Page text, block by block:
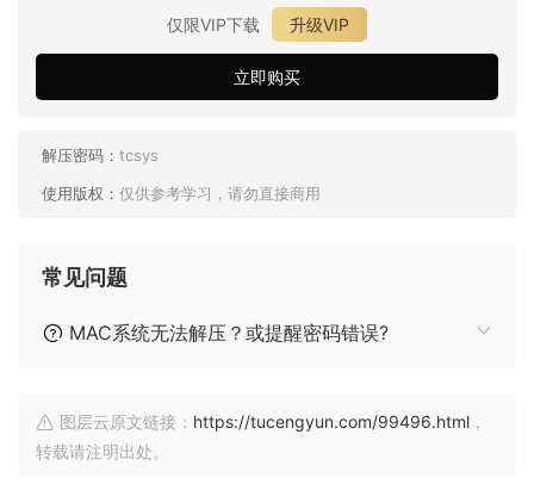
仅限VIP下载
升级VIP
立即购买
解压密码： tcsys
使用版权： 仅供参考学习，请勿直接商用
常见问题
MAC系统无法解压？或提醒密码错误?
图层云原文链接： https://tucengyun.com/99496.html ，
转载请注明出处。